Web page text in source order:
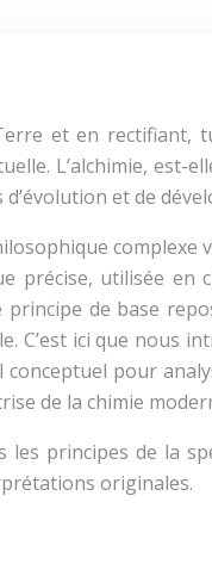
et en rectifiant,
L’alchimie, est-
et de
complexe
utilisée en
de base
ici que nous
pour
de la chimie
les principes de la
originales.